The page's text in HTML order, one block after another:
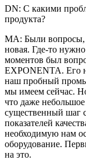
DN: С какими
продукта?
МА: Были вопросы,
новая. Где-то
моментов был
EXPONENTA. Его
наш пробный
мы имеем сейчас.
что даже
существенный шаг
показателей
необходимую нам
оборудование.
на это.